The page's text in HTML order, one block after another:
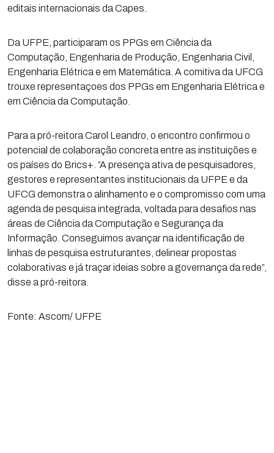
editais internacionais da Capes.
Da UFPE, participaram os PPGs em Ciência da
Computação, Engenharia de Produção, Engenharia Civil,
Engenharia Elétrica e em Matemática. A comitiva da UFCG
trouxe representaçoes dos PPGs em Engenharia Elétrica e
em Ciência da Computação.
Para a pró-reitora Carol Leandro, o encontro confirmou o
potencial de colaboração concreta entre as instituições e
os países do Brics+. “A presença ativa de pesquisadores,
gestores e representantes institucionais da UFPE e da
UFCG demonstra o alinhamento e o compromisso com uma
agenda de pesquisa integrada, voltada para desafios nas
áreas de Ciência da Computação e Segurança da
Informação. Conseguimos avançar na identificação de
linhas de pesquisa estruturantes, delinear propostas
colaborativas e já traçar ideias sobre a governança da rede”,
disse a pró-reitora.
Fonte: Ascom/ UFPE